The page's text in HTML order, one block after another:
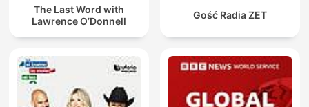
The Last Word with
Lawrence O’Donnell
Gość Radia ZET